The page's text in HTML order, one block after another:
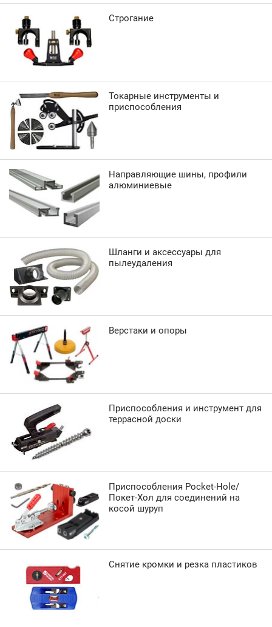
Строгание
Токарные инструменты и
приспособления
Направляющие шины, профили
алюминиевые
Шланги и аксессуары для
пылеудаления
Верстаки и опоры
Приспособления и инструмент для
террасной доски
Приспособления Pocket-Hole/
Покет-Хол для соединений на
косой шуруп
Снятие кромки и резка пластиков